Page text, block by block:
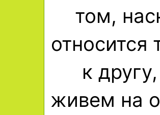
том,
относится
к
живем на